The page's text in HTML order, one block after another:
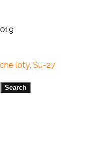
loty, Su-27